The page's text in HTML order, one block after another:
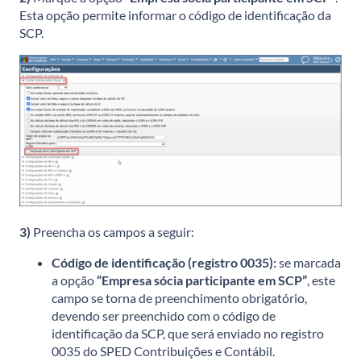
Esta opção permite informar o código de identificação da
SCP.
3) Preencha os campos a seguir:
Código de identificação (registro 0035):se marcada
a opção“Empresa sócia participante em SCP”, este
campo se torna de preenchimento obrigatório,
devendo ser preenchido com o código de
identificação da SCP, que será enviado no registro
0035 do SPED Contribuições e Contábil.